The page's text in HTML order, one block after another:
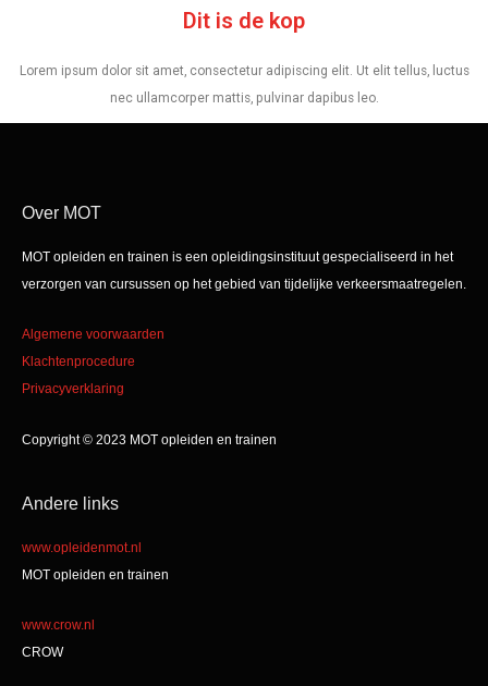
Dit is de kop
Lorem ipsum dolor sit amet, consectetur adipiscing elit. Ut elit tellus, luctus
nec ullamcorper mattis, pulvinar dapibus leo.
Over MOT
MOT opleiden en trainen is een opleidingsinstituut gespecialiseerd in het
verzorgen van cursussen op het gebied van tijdelijke verkeersmaatregelen.
Algemene voorwaarden
Klachtenprocedure
Privacyverklaring
Copyright © 2023 MOT opleiden en trainen
Andere links
www.opleidenmot.nl
MOT opleiden en trainen
www.crow.nl
CROW